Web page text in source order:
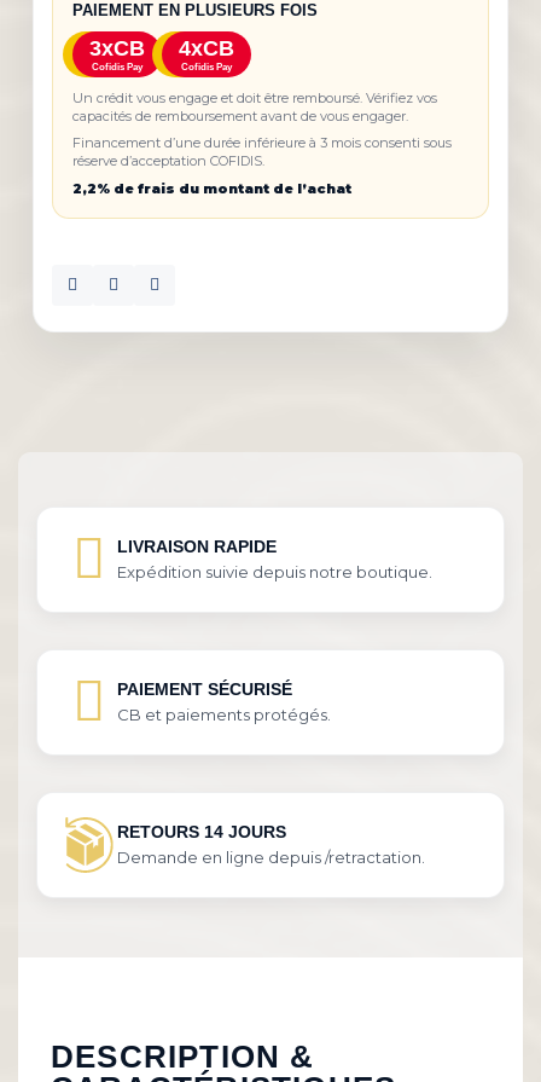
PAIEMENT EN PLUSIEURS FOIS
3xCB
Cofidis Pay
4xCB
Cofidis Pay
Un crédit vous engage et doit être remboursé. Vérifiez vos
capacités de remboursement avant de vous engager.
Financement d’une durée inférieure à 3 mois consenti sous
réserve d’acceptation COFIDIS.
2,2% de frais du montant de l’achat
LIVRAISON RAPIDE
Expédition suivie depuis notre boutique.
PAIEMENT SÉCURISÉ
CB et paiements protégés.
RETOURS 14 JOURS
Demande en ligne depuis /retractation.
DESCRIPTION &